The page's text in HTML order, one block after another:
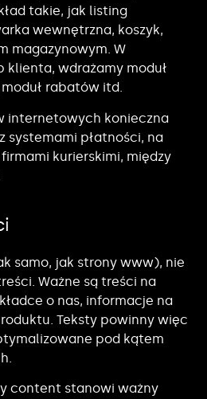
takie, jak listing
wewnętrzna, koszyk,
magazynowym. W
klienta, wdrażamy moduł
rabatów itd.
internetowych konieczna
systemami płatności, na
firmami kurierskimi, między
samo, jak strony www), nie
Ważne są treści na
o nas, informacje na
Teksty powinny więc
pod kątem
content stanowi ważny